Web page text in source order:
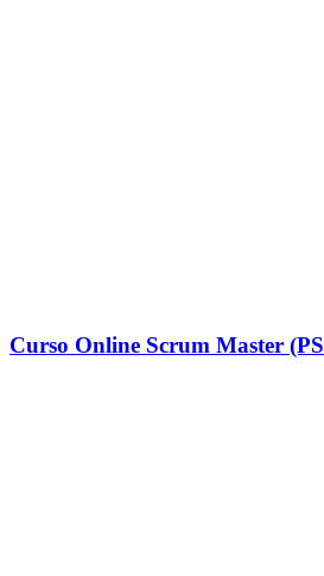
Curso Online Scrum Master